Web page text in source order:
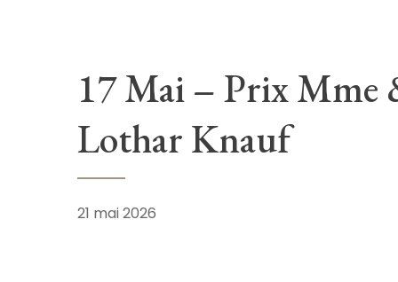
17 Mai – Prix
Lothar Knauf
21 mai 2026